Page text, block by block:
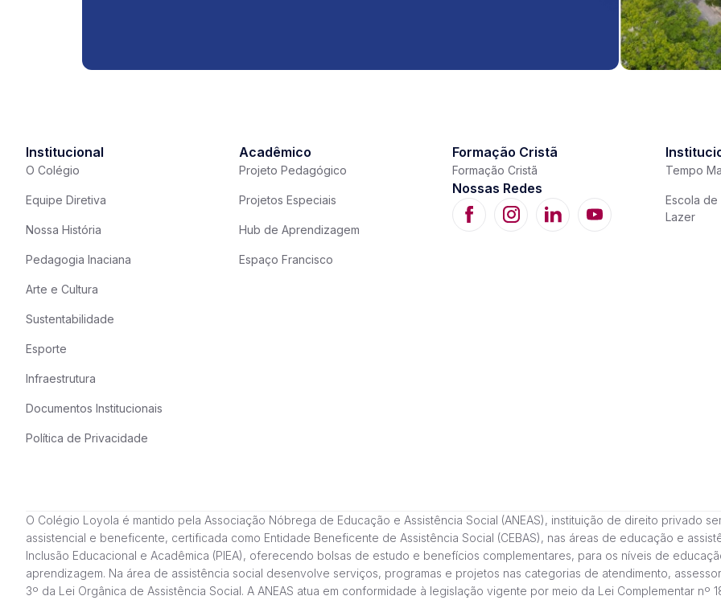
Institucional
O Colégio
Equipe Diretiva
Nossa História
Pedagogia Inaciana
Arte e Cultura
Sustentabilidade
Esporte
Infraestrutura
Documentos Institucionais
Política de Privacidade
Acadêmico
Projeto Pedagógico
Projetos Especiais
Hub de Aprendizagem
Espaço Francisco
Formação Cristã
Formação Cristã
Nossas Redes
Tempo
Escola de
Lazer
O Colégio Loyola é mantido pela Associação Nóbrega de Educação e Assistência Social (ANEAS), instituição de direito privado
assistencial e beneficente, certificada como Entidade Beneficente de Assistência Social (CEBAS), nas áreas de educação e
Inclusão Educacional e Acadêmica (PIEA), oferecendo bolsas de estudo e benefícios complementares, para os níveis de
aprendizagem. Na área de assistência social desenvolve serviços, programas e projetos nas categorias de atendimento,
3º da Lei Orgânica de Assistência Social. A ANEAS atua em conformidade à legislação vigente por meio da Lei Complementar nº